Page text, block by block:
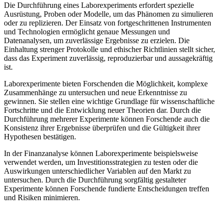
Die Durchführung eines Laborexperiments erfordert spezielle
Ausrüstung, Proben oder Modelle, um das Phänomen zu simulieren
oder zu replizieren. Der Einsatz von fortgeschrittenen Instrumenten
und Technologien ermöglicht genaue Messungen und
Datenanalysen, um zuverlässige Ergebnisse zu erzielen. Die
Einhaltung strenger Protokolle und ethischer Richtlinien stellt sicher,
dass das Experiment zuverlässig, reproduzierbar und aussagekräftig
ist.
Laborexperimente bieten Forschenden die Möglichkeit, komplexe
Zusammenhänge zu untersuchen und neue Erkenntnisse zu
gewinnen. Sie stellen eine wichtige Grundlage für wissenschaftliche
Fortschritte und die Entwicklung neuer Theorien dar. Durch die
Durchführung mehrerer Experimente können Forschende auch die
Konsistenz ihrer Ergebnisse überprüfen und die Gültigkeit ihrer
Hypothesen bestätigen.
In der Finanzanalyse können Laborexperimente beispielsweise
verwendet werden, um Investitionsstrategien zu testen oder die
Auswirkungen unterschiedlicher Variablen auf den Markt zu
untersuchen. Durch die Durchführung sorgfältig gestalteter
Experimente können Forschende fundierte Entscheidungen treffen
und Risiken minimieren.